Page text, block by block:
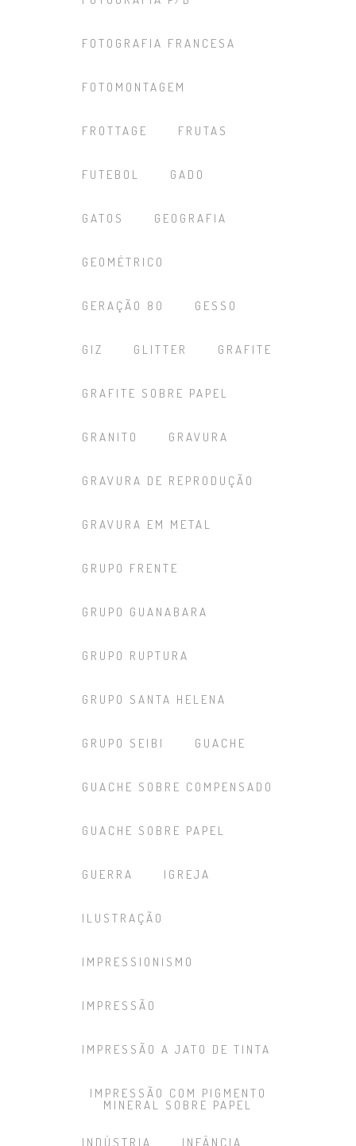
FOTOGRAFIA FRANCESA
FOTOMONTAGEM
FROTTAGE FRUTAS
FUTEBOL GADO
GATOS GEOGRAFIA
GEOMÉTRICO
GERAÇÃO 80 GESSO
GIZ GLITTER GRAFITE
GRAFITE SOBRE PAPEL
GRANITO GRAVURA
GRAVURA DE REPRODUÇÃO
GRAVURA EM METAL
GRUPO FRENTE
GRUPO GUANABARA
GRUPO RUPTURA
GRUPO SANTA HELENA
GRUPO SEIBI GUACHE
GUACHE SOBRE COMPENSADO
GUACHE SOBRE PAPEL
GUERRA IGREJA
ILUSTRAÇÃO
IMPRESSIONISMO
IMPRESSÃO
IMPRESSÃO A JATO DE TINTA
IMPRESSÃO COM PIGMENTO
MINERAL SOBRE PAPEL
INDÚSTRIA INFÂNCIA